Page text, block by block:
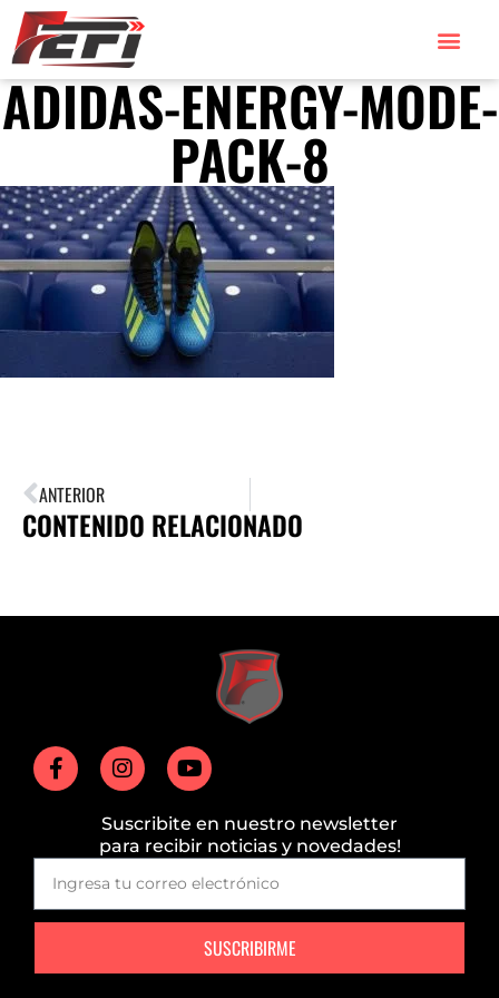
ADIDAS-ENERGY-MODE-
PACK-8
ANTERIOR
CONTENIDO RELACIONADO
Suscribite en nuestro newsletter
para recibir noticias y novedades!
SUSCRIBIRME